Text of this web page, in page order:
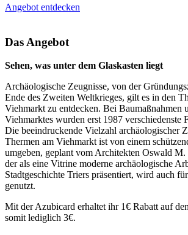
Angebot entdecken
Das Angebot
Sehen, was unter dem Glaskasten liegt
Archäologische Zeugnisse, von der
Ende des Zweiten Weltkrieges, gilt es in den
Viehmarkt zu entdecken. Bei Baumaßnahmen
Viehmarktes wurden erst 1987 verschiedenste
Die beeindruckende Vielzahl archäologischer
Thermen am Viehmarkt ist von einem
umgeben, geplant vom Architekten Oswald
der als eine Vitrine moderne archäologische
Stadtgeschichte Triers präsentiert, wird auch
genutzt.
Mit der Azubicard erhaltet ihr 1€ Rabatt auf
somit lediglich 3€.